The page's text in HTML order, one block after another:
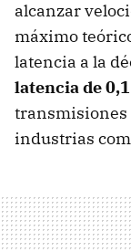
alcanzar
máximo
latencia a la
latencia de
transmisiones
industrias